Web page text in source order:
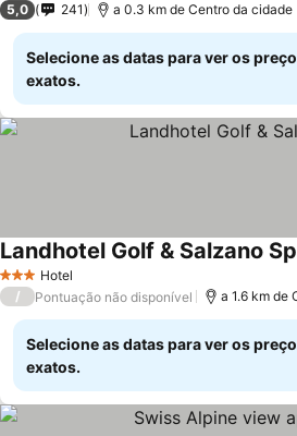
5,0 241 a 0.3 km de Centro da cidade
Selecione as datas para ver os
exatos.
3 EstrelasHotel
Landhotel Golf & Salzano
/ Pontuação não disponível a 1.6 km de
Selecione as datas para ver os
exatos.